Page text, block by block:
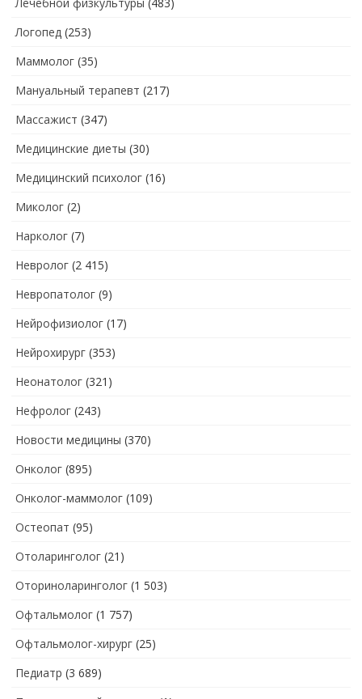
Логопед (253)
Маммолог (35)
Мануальный терапевт (217)
Массажист (347)
Медицинские диеты (30)
Медицинский психолог (16)
Миколог (2)
Нарколог (7)
Невролог (2 415)
Невропатолог (9)
Нейрофизиолог (17)
Нейрохирург (353)
Неонатолог (321)
Нефролог (243)
Новости медицины (370)
Онколог (895)
Онколог-маммолог (109)
Остеопат (95)
Отоларинголог (21)
Оториноларинголог (1 503)
Офтальмолог (1 757)
Офтальмолог-хирург (25)
Педиатр (3 689)